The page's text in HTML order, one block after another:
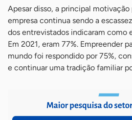
Apesar disso, a principal motivação
empresa continua sendo a
dos entrevistados indicaram como
Em 2021, eram 77%. Empreender
mundo foi respondido por 75%,
e continuar uma tradição familiar